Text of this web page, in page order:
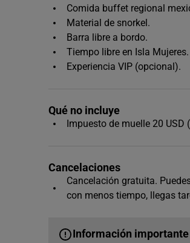
Comida buffet regional
Material de snorkel.
Barra libre a bordo.
Tiempo libre en Isla Mujeres.
Experiencia VIP (opcional).
Qué no incluye
Impuesto de muelle 20 USD
Cancelaciones
Cancelación gratuita.
con menos tiempo, llegas
Información importante